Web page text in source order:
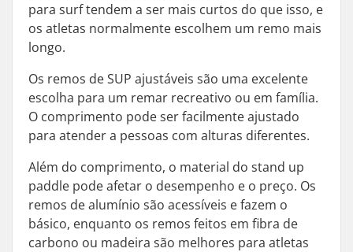
para surf tendem a ser mais curtos do que isso, e
os atletas normalmente escolhem um remo mais
longo.
Os remos de SUP ajustáveis são uma excelente
escolha para um remar recreativo ou em família.
O comprimento pode ser facilmente ajustado
para atender a pessoas com alturas diferentes.
Além do comprimento, o material do stand up
paddle pode afetar o desempenho e o preço. Os
remos de alumínio são acessíveis e fazem o
básico, enquanto os remos feitos em fibra de
carbono ou madeira são melhores para atletas